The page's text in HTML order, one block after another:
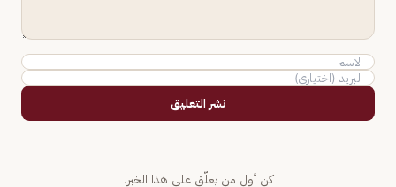
نشر التعليق
كن أول من يعلّق على هذا الخبر.